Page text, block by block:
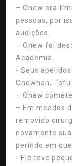
– Onew era
pessoas, por
audições.
– Onew foi
Academia.
- Seus
Onewhan, Tofu.
– Onew
– Em meados
removido
novamente
período em
- Ele teve